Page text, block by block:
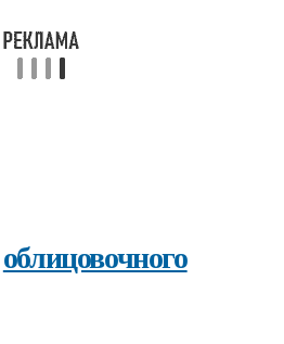
облицовочного